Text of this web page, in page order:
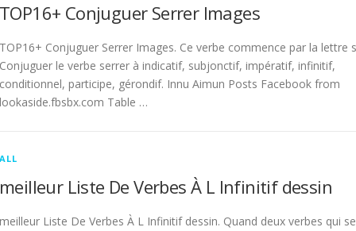
TOP16+ Conjuguer Serrer Images
TOP16+ Conjuguer Serrer Images. Ce verbe commence par la lettre
Conjuguer le verbe serrer à indicatif, subjonctif, impératif, infinitif,
conditionnel, participe, gérondif. Innu Aimun Posts Facebook from
lookaside.fbsbx.com Table …
ALL
meilleur Liste De Verbes À L Infinitif dessin
meilleur Liste De Verbes À L Infinitif dessin. Quand deux verbes qui se